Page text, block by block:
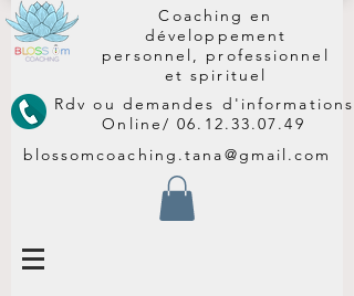
Coaching en
développement
personnel, professionnel
et spirituel
Online/06.12.33.07.49
Rdv ou demandes d'informations
blossomcoaching.tana@gmail.com